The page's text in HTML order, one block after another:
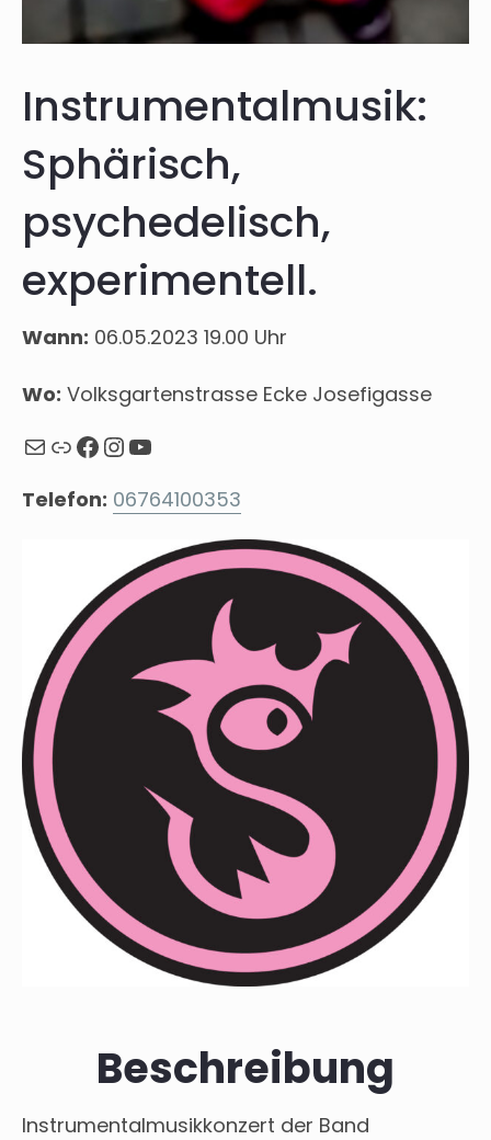
Instrumentalmusik:
Sphärisch,
psychedelisch,
experimentell.
Wann: 06.05.2023 19.00 Uhr
Wo: Volksgartenstrasse Ecke Josefigasse
MailWebseite
Facebook
Instagram
YouTube
Telefon: 06764100353
Beschreibung
Instrumentalmusikkonzert der Band